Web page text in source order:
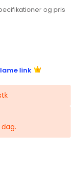
og pris
link